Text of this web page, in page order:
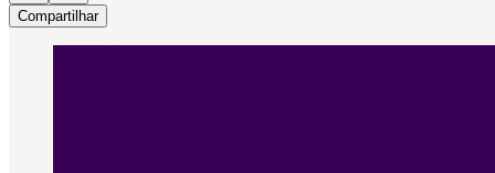
Compartilhar